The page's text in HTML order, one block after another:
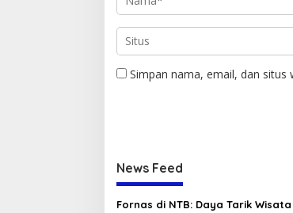
Simpan nama, email, dan situs
News Feed
Fornas di NTB: Daya Tarik Wisata